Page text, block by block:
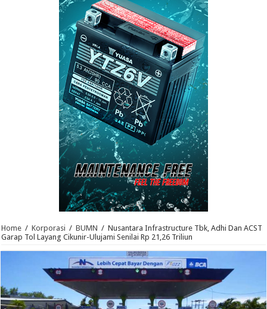
Home / Korporasi / BUMN / Nusantara Infrastructure Tbk, Adhi Dan ACST
Garap Tol Layang Cikunir-Ulujami Senilai Rp 21,26 Triliun